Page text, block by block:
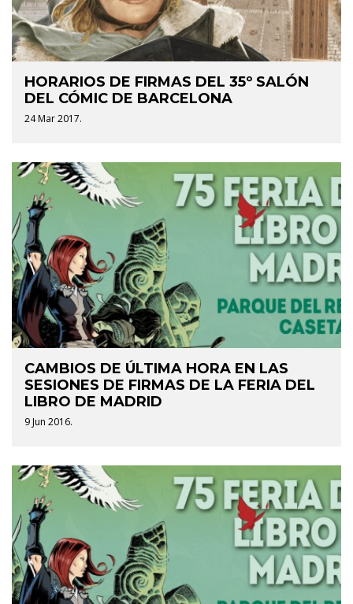
HORARIOS DE FIRMAS DEL 35º SALÓN
DEL CÓMIC DE BARCELONA
24 Mar 2017.
CAMBIOS DE ÚLTIMA HORA EN LAS
SESIONES DE FIRMAS DE LA FERIA DEL
LIBRO DE MADRID
9 Jun 2016.